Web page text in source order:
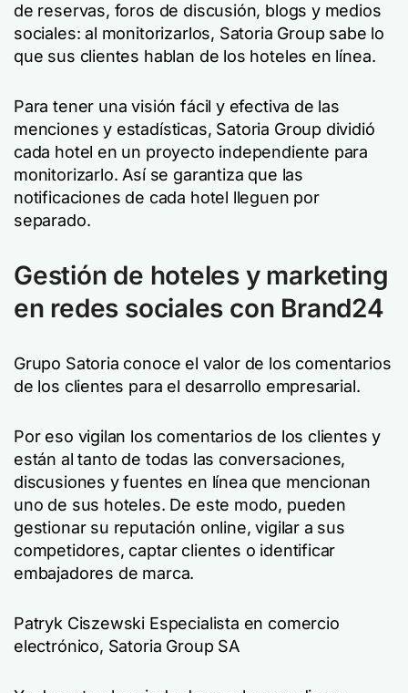
de reservas, foros de discusión, blogs y medios
sociales: al monitorizarlos, Satoria Group sabe lo
que sus clientes hablan de los hoteles en línea.
Para tener una visión fácil y efectiva de las
menciones y estadísticas, Satoria Group dividió
cada hotel en un proyecto independiente para
monitorizarlo. Así se garantiza que las
notificaciones de cada hotel lleguen por
separado.
Gestión de hoteles y marketing
en redes sociales con Brand24
Grupo Satoria conoce el valor de los comentarios
de los clientes para el desarrollo empresarial.
Por eso vigilan los comentarios de los clientes y
están al tanto de todas las conversaciones,
discusiones y fuentes en línea que mencionan
uno de sus hoteles. De este modo, pueden
gestionar su reputación online, vigilar a sus
competidores, captar clientes o identificar
embajadores de marca.
Patryk Ciszewski Especialista en comercio
electrónico, Satoria Group SA